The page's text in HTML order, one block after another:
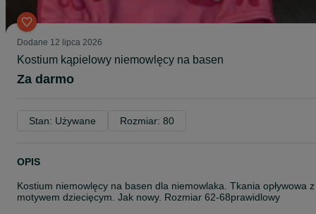
Dodane 12 lipca 2026
Kostium kąpielowy niemowlęcy na basen
Za darmo
Stan: Używane Rozmiar: 80
OPIS
Kostium niemowlęcy na basen dla niemowlaka. Tkania opływowa z
motywem dziecięcym. Jak nowy. Rozmiar 62-68prawidlowy